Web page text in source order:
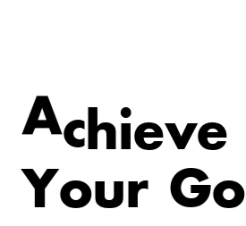
Achieve
Your Go